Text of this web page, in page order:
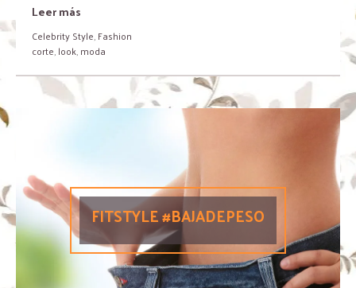
Leer más
Celebrity Style,Fashion
corte,look,moda
FITSTYLE #BAJADEPESO